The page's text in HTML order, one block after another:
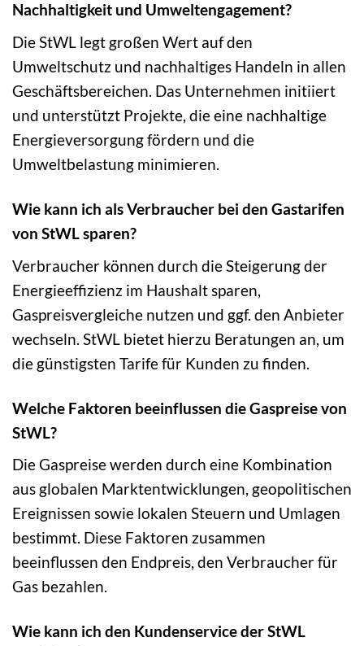
Nachhaltigkeit und Umweltengagement?
Die StWL legt großen Wert auf den
Umweltschutz und nachhaltiges Handeln in allen
Geschäftsbereichen. Das Unternehmen initiiert
und unterstützt Projekte, die eine nachhaltige
Energieversorgung fördern und die
Umweltbelastung minimieren.
Wie kann ich als Verbraucher bei den Gastarifen
von StWL sparen?
Verbraucher können durch die Steigerung der
Energieeffizienz im Haushalt sparen,
Gaspreisvergleiche nutzen und ggf. den Anbieter
wechseln. StWL bietet hierzu Beratungen an, um
die günstigsten Tarife für Kunden zu finden.
Welche Faktoren beeinflussen die Gaspreise von
StWL?
Die Gaspreise werden durch eine Kombination
aus globalen Marktentwicklungen, geopolitischen
Ereignissen sowie lokalen Steuern und Umlagen
bestimmt. Diese Faktoren zusammen
beeinflussen den Endpreis, den Verbraucher für
Gas bezahlen.
Wie kann ich den Kundenservice der StWL